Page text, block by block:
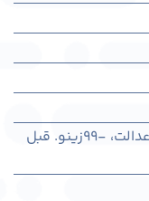
گلستان، گرگان، بلوار ناهارخوران عدالت، -99زینو. قبل